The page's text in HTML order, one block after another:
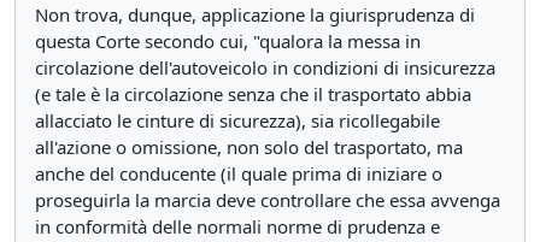
Non trova, dunque, applicazione la giurisprudenza di
questa Corte secondo cui, "qualora la messa in
circolazione dell'autoveicolo in condizioni di insicurezza
(e tale è la circolazione senza che il trasportato abbia
allacciato le cinture di sicurezza), sia ricollegabile
all'azione o omissione, non solo del trasportato, ma
anche del conducente (il quale prima di iniziare o
proseguirla la marcia deve controllare che essa avvenga
in conformità delle normali norme di prudenza e